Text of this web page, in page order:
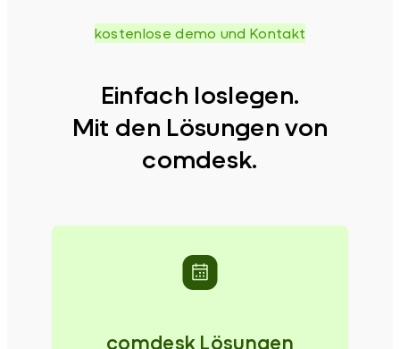
kostenlose demo und Kontakt
Einfach loslegen.
Mit den Lösungen von
comdesk.
comdesk Lösungen